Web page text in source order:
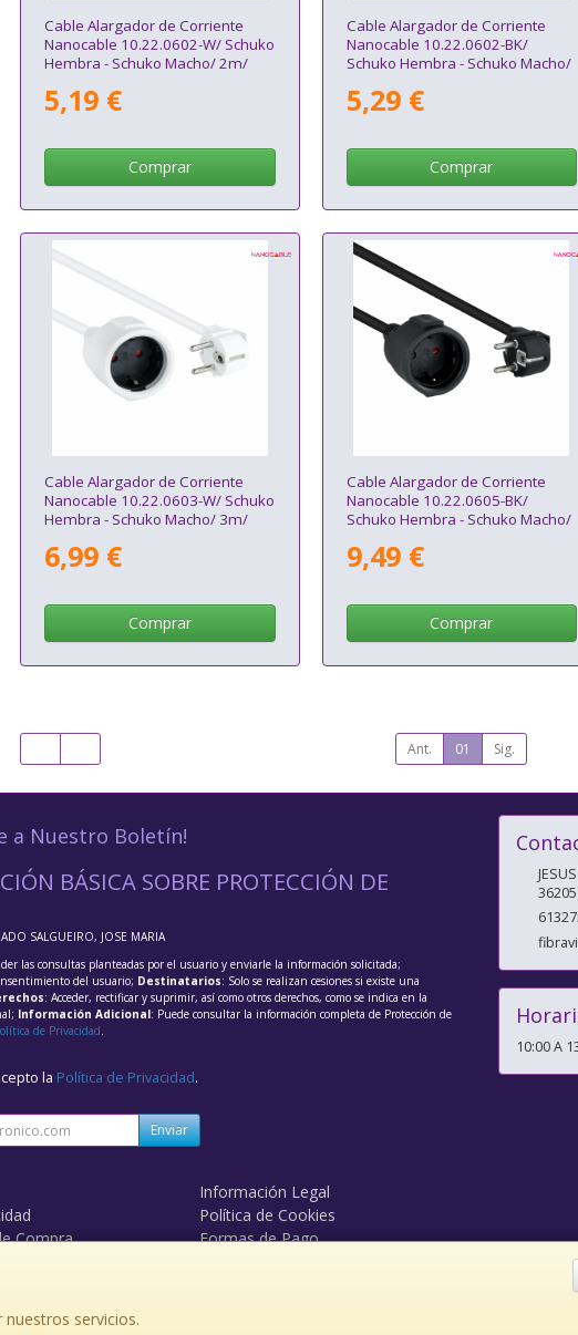
Cable Alargador de Corriente
Nanocable 10.22.0602-W/ Schuko
Hembra - Schuko Macho/ 2m/
5,19 €
Comprar
Cable Alargador de Corriente
Nanocable 10.22.0602-BK/
Schuko Hembra - Schuko Macho/
5,29 €
Comprar
Cable Alargador de Corriente
Nanocable 10.22.0603-W/ Schuko
Hembra - Schuko Macho/ 3m/
6,99 €
Comprar
Cable Alargador de Corriente
Nanocable 10.22.0605-BK/
Schuko Hembra - Schuko Macho/
9,49 €
Comprar
Ant. 01 Sig.
servicios.
a Nuestro Boletín!
BÁSICA SOBRE PROTECCIÓN DE
SALGUEIRO, JOSE MARIA
las consultas planteadas por el usuario y enviarle la información solicitada;
del usuario; Destinatarios: Solo se realizan cesiones si existe una
: Acceder, rectificar y suprimir, así como otros derechos, como se indica en la
Información Adicional: Puede consultar la información completa de Protección de
de Privacidad.
la Política de Privacidad.
Enviar
Información Legal
Política de Cookies
Compra
Formas de Pago
36205
10:00 A